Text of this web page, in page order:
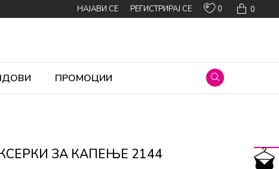
0
0
НАЈАВИ СЕ РЕГИСТРИРАЈ СЕ
ПРОМОЦИИ
ЗА КАПЕЊЕ 2144